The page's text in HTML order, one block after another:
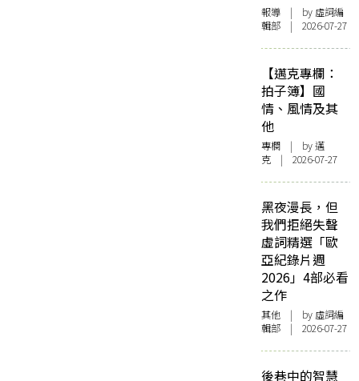
報導 | by 虛詞編
輯部 | 2026-07-27
【邁克專欄：
拍子簿】國
情、風情及其
他
專欄 | by邁
克 | 2026-07-27
黑夜漫長，但
我們拒絕失聲
虛詞精選「歐
亞紀錄片週
2026」4部必看
之作
其他 | by 虛詞編
輯部 | 2026-07-27
後巷中的智慧